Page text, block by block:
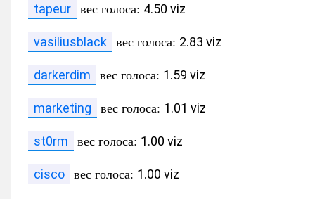
tapeur вес голоса: 4.50 viz
vasiliusblack вес голоса: 2.83 viz
darkerdim вес голоса: 1.59 viz
marketing вес голоса: 1.01 viz
st0rm вес голоса: 1.00 viz
cisco вес голоса: 1.00 viz